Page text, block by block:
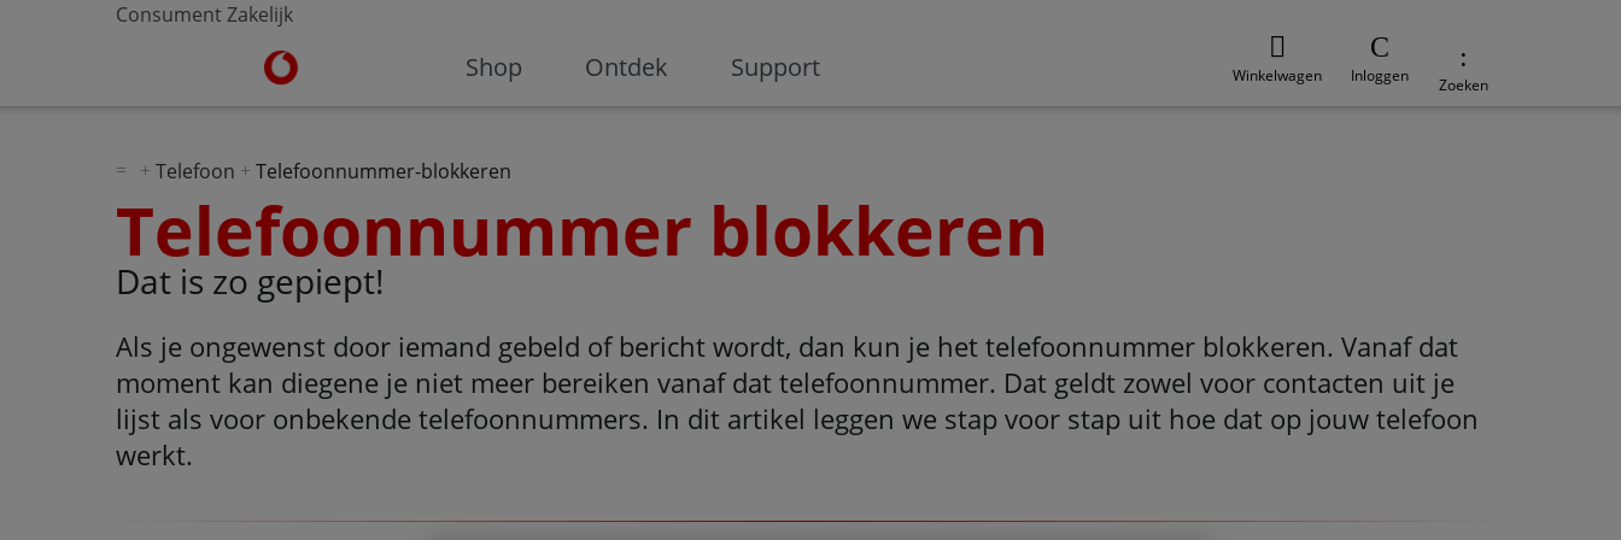
Consument Zakelijk
Ga naar de Vodafone homepage
Shop Ontdek Support Winkelwagen Inloggen Zoeken
Telefoon Telefoonnummer-blokkeren
Telefoonnummer blokkeren
Dat is zo gepiept!
Als je ongewenst door iemand gebeld of bericht wordt, dan kun je het telefoonnummer blokkeren. Vanaf dat
moment kan diegene je niet meer bereiken vanaf dat telefoonnummer. Dat geldt zowel voor contacten uit je
lijst als voor onbekende telefoonnummers. In dit artikel leggen we stap voor stap uit hoe dat op jouw telefoon
werkt.